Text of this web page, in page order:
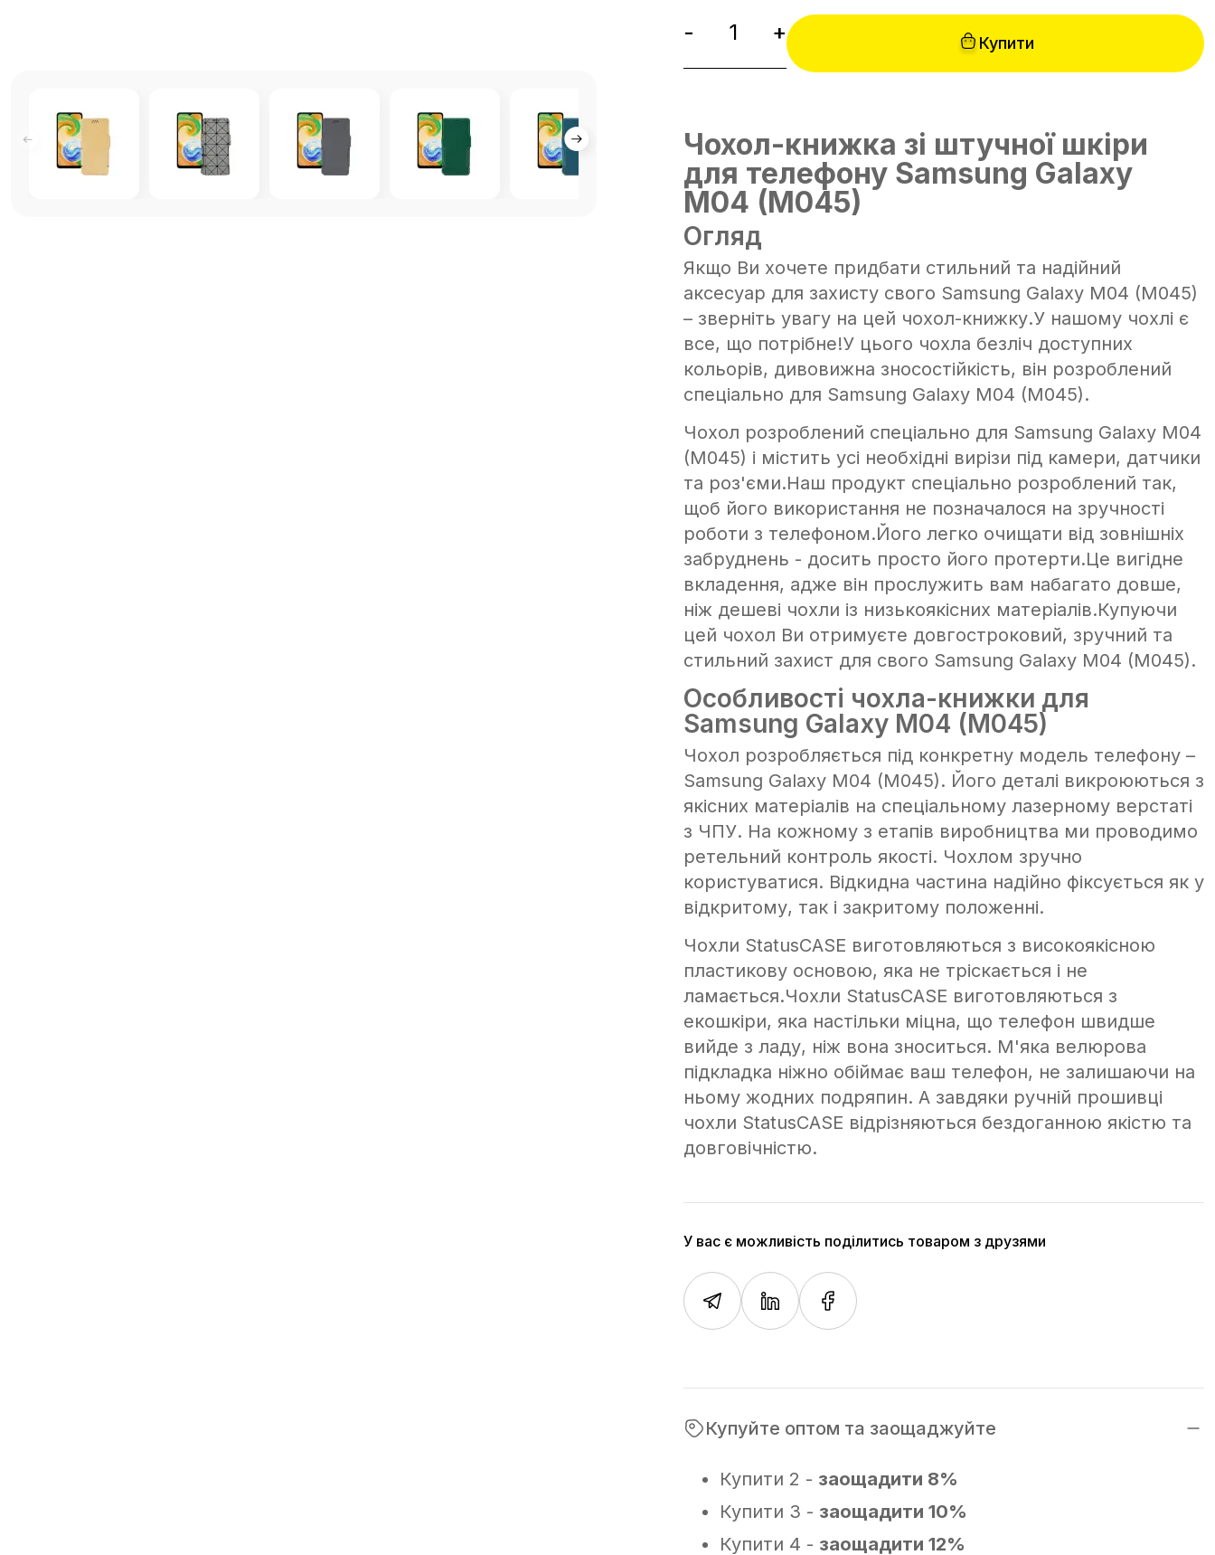
- + Купити
Чохол-книжка зі штучної шкіри
для телефону Samsung Galaxy
M04 (M045)
Огляд
Якщо Ви хочете придбати стильний та надійний
аксесуар для захисту свого Samsung Galaxy M04 (M045)
– зверніть увагу на цей чохол-книжку.У нашому чохлі є
все, що потрібне!У цього чохла безліч доступних
кольорів, дивовижна зносостійкість, він розроблений
спеціально для Samsung Galaxy M04 (M045).
Чохол розроблений спеціально для Samsung Galaxy M04
(M045) і містить усі необхідні вирізи під камери, датчики
та роз'єми.Наш продукт спеціально розроблений так,
щоб його використання не позначалося на зручності
роботи з телефоном.Його легко очищати від зовнішніх
забруднень - досить просто його протерти.Це вигідне
вкладення, адже він прослужить вам набагато довше,
ніж дешеві чохли із низькоякісних матеріалів.Купуючи
цей чохол Ви отримуєте довгостроковий, зручний та
стильний захист для свого Samsung Galaxy M04 (M045).
Особливості чохла-книжки для
Samsung Galaxy M04 (M045)
Чохол розробляється під конкретну модель телефону –
Samsung Galaxy M04 (M045). Його деталі викроюються з
якісних матеріалів на спеціальному лазерному верстаті
з ЧПУ. На кожному з етапів виробництва ми проводимо
ретельний контроль якості. Чохлом зручно
користуватися. Відкидна частина надійно фіксується як у
відкритому, так і закритому положенні.
Чохли StatusCASE виготовляються з високоякісною
пластикову основою, яка не тріскається і не
ламається.Чохли StatusCASE виготовляються з
екошкіри, яка настільки міцна, що телефон швидше
вийде з ладу, ніж вона зноситься. М'яка велюрова
підкладка ніжно обіймає ваш телефон, не залишаючи на
ньому жодних подряпин. А завдяки ручній прошивці
чохли StatusCASE відрізняються бездоганною якістю та
довговічністю.
У вас є можливість поділитись товаром з друзями
Купуйте оптом та заощаджуйте
Купити 2 - заощадити 8%
Купити 3 - заощадити 10%
Купити 4 - заощадити 12%